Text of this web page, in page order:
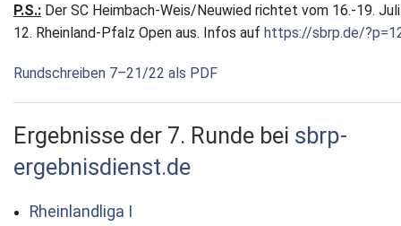
P.S.: Der SC Heimbach-Weis/Neuwied richtet vom 16.-19.
12. Rheinland-Pfalz Open aus. Infos auf https://sbrp.de/
Rundschreiben 7–21/22 als PDF
Ergebnisse der 7. Runde bei sbrp-
ergebnisdienst.de
Rheinlandliga I